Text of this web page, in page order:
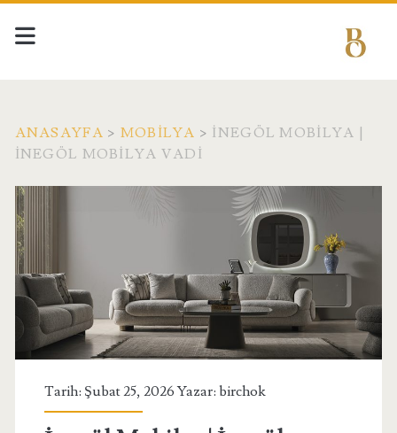
ANASAYFA > MOBILYA > İNEGÖL MOBILYA |
İNEGÖL MOBILYA VADI
Tarih: Şubat 25, 2026 Yazar: birchok